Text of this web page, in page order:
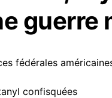
guerre
fédérales
confisquées